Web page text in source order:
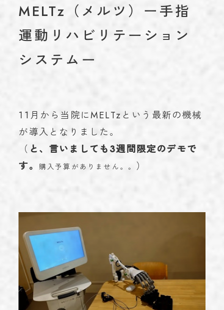
脳神経外科
内科
介護保険について CARE INSURANCE
脳ドック・健康診断
学術実績 ACHIEVEMENTS
ブログ
お問い合わせ CONTACT
TEL023-616-3691
プライバシーポリシー
© 2023 miroku.
MELTz（メルツ）ー手指
運動リハビリテーション
システムー
11月から当院にMELTzという最新の機械
が導入となりました。
（ と、言いましても3週間限定のデモで
す。
購入予算がありません。。 ）